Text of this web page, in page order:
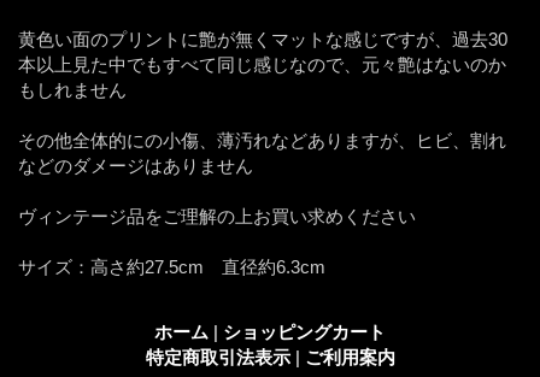
黄色い面のプリントに艶が無くマットな感じですが、過去30
本以上見た中でもすべて同じ感じなので、元々艶はないのか
もしれません
その他全体的にの小傷、薄汚れなどありますが、ヒビ、割れ
などのダメージはありません
ヴィンテージ品をご理解の上お買い求めください
サイズ：高さ約27.5cm 直径約6.3cm
ホーム | ショッピングカート
特定商取引法表示 | ご利用案内